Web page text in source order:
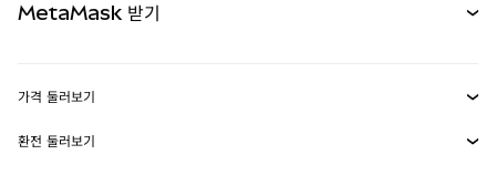
실물자산
MetaMask Connect
MetaMask 받기
가격 둘러보기
이더리움 가격
환전 둘러보기